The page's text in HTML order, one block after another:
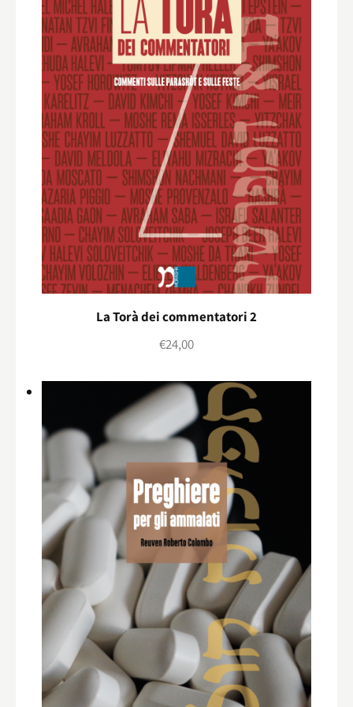
La Torà dei commentatori 2
€24,00